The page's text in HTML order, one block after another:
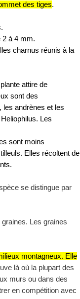
des tiges.
2 à 4 mm.
charnus réunis à la
attire de
sont des
les andrènes et les
Les
sont moins
Elles récoltent de
se distingue par
Les graines
montagneux. Elle
là où la plupart des
murs ou dans des
en compétition avec